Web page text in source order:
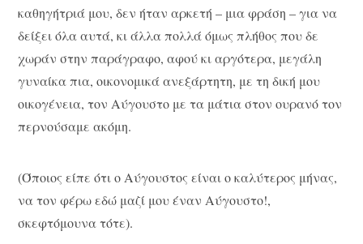
καθηγήτριά μου, δεν ήταν αρκετή – μια φράση – για να
δείξει όλα αυτά, κι άλλα πολλά όμως πλήθος που δε
χωράν στην παράγραφο, αφού κι αργότερα, μεγάλη
γυναίκα πια, οικονομικά ανεξάρτητη, με τη δική μου
οικογένεια, τον Αύγουστο με τα μάτια στον ουρανό τον
περνούσαμε ακόμη.
(Όποιος είπε ότι ο Αύγουστος είναι ο καλύτερος μήνας,
να τον φέρω εδώ μαζί μου έναν Αύγουστο!,
σκεφτόμουνα τότε).